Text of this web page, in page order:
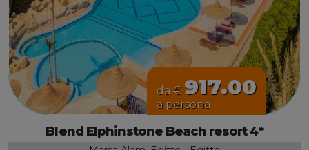
da € 917.00
a persona
Blend Elphinstone Beach resort 4*